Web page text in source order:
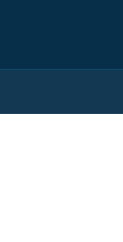
ル - イ